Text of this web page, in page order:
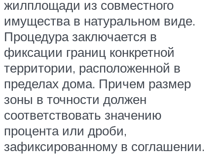
жилплощади из совместного
имущества в натуральном виде.
Процедура заключается в
фиксации границ конкретной
территории, расположенной в
пределах дома. Причем размер
зоны в точности должен
соответствовать значению
процента или дроби,
зафиксированному в соглашении.